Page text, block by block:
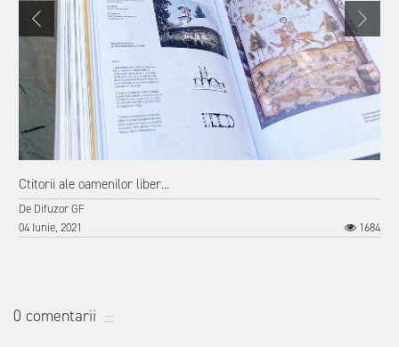
Ctitorii ale oamenilor liber...
De Difuzor GF
04 Iunie, 2021
1684
0 comentarii